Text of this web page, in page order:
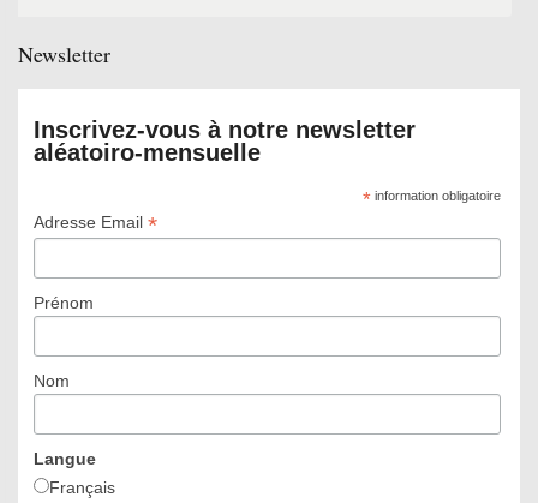
Newsletter
Inscrivez-vous à notre newsletter
aléatoiro-mensuelle
*information obligatoire
Adresse Email *
Prénom
Nom
Langue
Français